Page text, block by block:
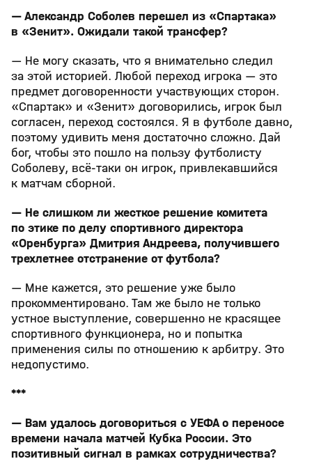
— Александр Соболев перешел из «Спартака»
в «Зенит». Ожидали такой трансфер?
— Не могу сказать, что я внимательно следил
за этой историей. Любой переход игрока — это
предмет договоренности участвующих сторон.
«Спартак» и «Зенит» договорились, игрок был
согласен, переход состоялся. Я в футболе давно,
поэтому удивить меня достаточно сложно. Дай
бог, чтобы это пошло на пользу футболисту
Соболеву, всё‑таки он игрок, привлекавшийся
к матчам сборной.
— Не слишком ли жесткое решение комитета
по этике по делу спортивного директора
«Оренбурга» Дмитрия Андреева, получившего
трехлетнее отстранение от футбола?
— Мне кажется, это решение уже было
прокомментировано. Там же было не только
устное выступление, совершенно не красящее
спортивного функционера, но и попытка
применения силы по отношению к арбитру. Это
недопустимо.
***
— Вам удалось договориться с УЕФА о переносе
времени начала матчей Кубка России. Это
позитивный сигнал в рамках сотрудничества?